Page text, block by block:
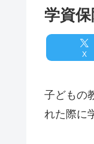
学資
X
子どもの
れた際に